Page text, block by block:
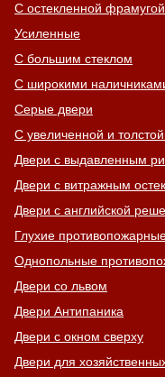
С остекленной фрамугой
Усиленные
С большим стеклом
С широкими
Серые двери
С увеличенной и
Двери с выдавленным
Двери с витражным
Двери с английской
Глухие
Однопольные
Двери со львом
Двери Антипаника
Двери с окном сверху
Двери для